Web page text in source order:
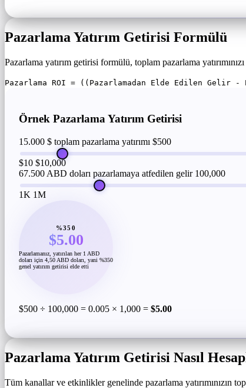
Pazarlama Yatırım Getirisi Formülü
Pazarlama yatırım getirisi formülü, toplam pazarlama
Pazarlama ROI = ((Pazarlamadan Elde Edilen Gelir
Örnek Pazarlama Yatırım Getirisi
15.000 $ toplam pazarlama yatırımı $500
$10 $10,000
67.500 ABD doları pazarlamaya atfedilen gelir 100,000
1K 1M
%350
$5.00
Pazarlamanız, yatırılan her 1 ABD
doları için 4,50 ABD doları, yani %350
genel yatırım getirisi elde etti
$500 ÷ 100,000 = 0.005 × 1,000 = $5.00
Pazarlama Yatırım Getirisi Nasıl
Tüm kanallar ve etkinlikler genelinde pazarlama yatırımınızın